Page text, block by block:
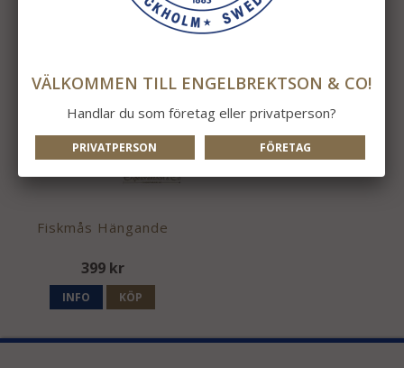
Fiskmås Hängande
399 kr
INFO KÖP
VÄLKOMMEN TILL ENGELBREKTSON & CO!
Handlar du som företag eller privatperson?
PRIVATPERSON FÖRETAG